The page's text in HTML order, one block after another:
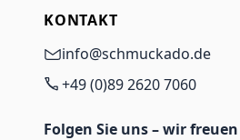
KONTAKT
info@schmuckado.de
+49 (0)89 2620 7060
Folgen Sie uns – wir